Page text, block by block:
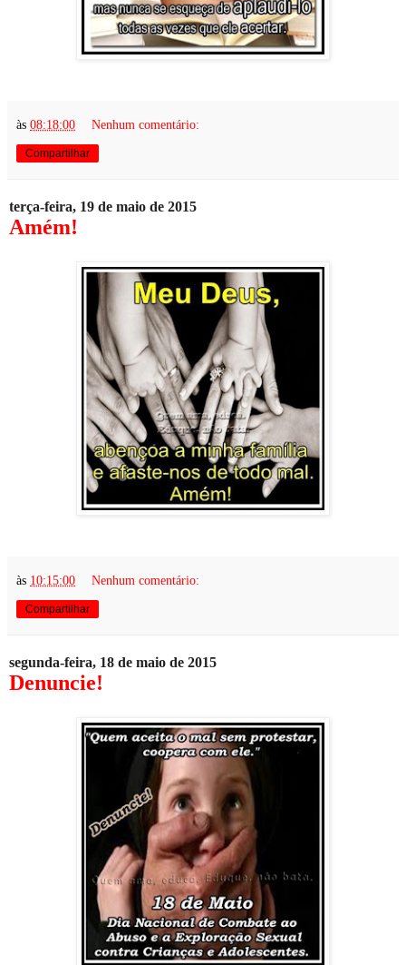
às 08:18:00 Nenhum comentário:
Compartilhar
terça-feira, 19 de maio de 2015
Amém!
às 10:15:00 Nenhum comentário:
Compartilhar
segunda-feira, 18 de maio de 2015
Denuncie!